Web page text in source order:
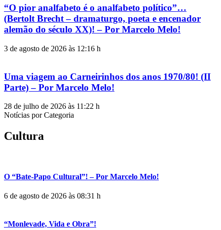
“O pior analfabeto é o analfabeto político”…
(Bertolt Brecht – dramaturgo, poeta e encenador
alemão do século XX)! – Por Marcelo Melo!
3 de agosto de 2026 às 12:16 h
Uma viagem ao Carneirinhos dos anos 1970/80! (II
Parte) – Por Marcelo Melo!
28 de julho de 2026 às 11:22 h
Notícias por Categoria
Cultura
O “Bate-Papo Cultural”! – Por Marcelo Melo!
6 de agosto de 2026 às 08:31 h
“Monlevade, Vida e Obra”!